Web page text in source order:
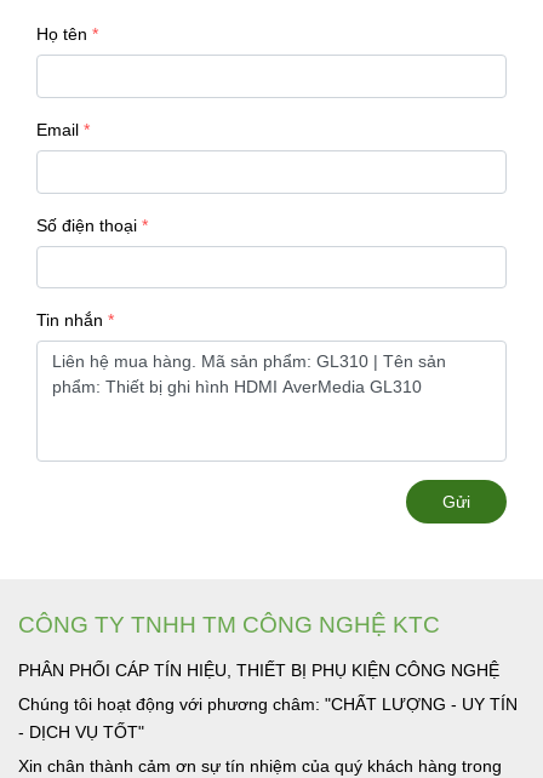
Họ tên
Email
Số điện thoại
Tin nhắn
Gửi
CÔNG TY TNHH TM CÔNG NGHỆ KTC
PHÂN PHỐI CÁP TÍN HIỆU, THIẾT BỊ PHỤ KIỆN CÔNG NGHỆ
Chúng tôi hoạt động với phương châm: "CHẤT LƯỢNG - UY TÍN
- DỊCH VỤ TỐT"
Xin chân thành cảm ơn sự tín nhiệm của quý khách hàng trong